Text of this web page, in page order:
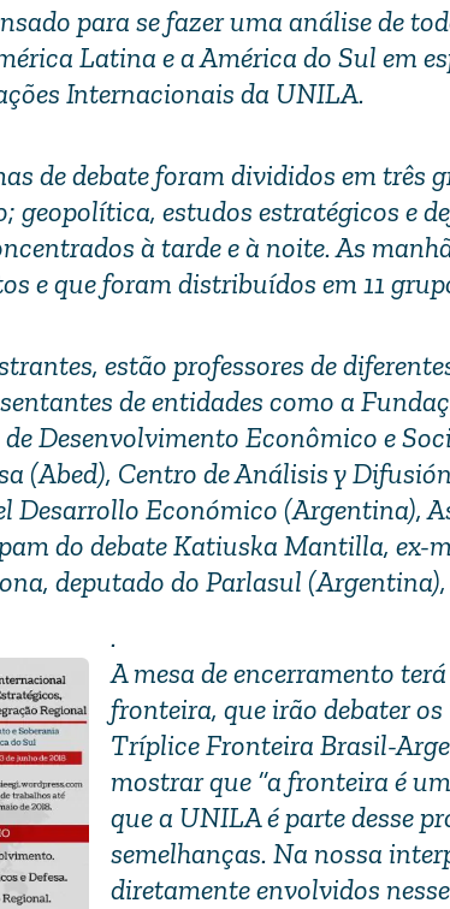
para se fazer uma análise de
Latina e a América do Sul em
Internacionais da UNILA.
de debate foram divididos em três
geopolítica, estudos estratégicos e
à tarde e à noite. As
e que foram distribuídos em 11
estão professores de
de entidades como a
Desenvolvimento Econômico e
(Abed), Centro de Análisis y
Desarrollo Económico (Argentina),
do debate Katiuska Mantilla, ex-
deputado do Parlasul
.
A mesa de encerramento
fronteira, que irão debater
Tríplice Fronteira Brasil-
mostrar que “a fronteira é
que a UNILA é parte desse
semelhanças. Na nossa
diretamente envolvidos